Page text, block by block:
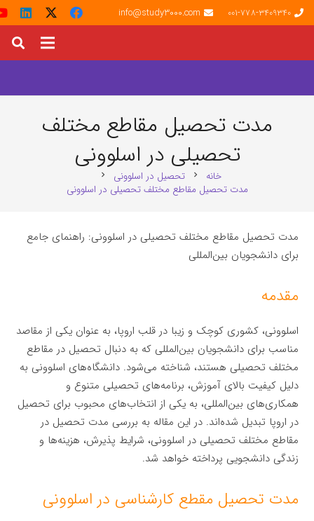
001-778-3409340
info@study3000.com
مدت تحصیل مقاطع مختلف
تحصیلی در اسلوونی
خانه chevron_right تحصیل در اسلوونی chevron_right
مدت تحصیل مقاطع مختلف تحصیلی در اسلوونی
مدت تحصیل مقاطع مختلف تحصیلی در اسلوونی: راهنمای جامع
برای دانشجویان بین‌المللی
مقدمه
اسلوونی، کشوری کوچک و زیبا در قلب اروپا، به عنوان یکی از مقاصد
مناسب برای دانشجویان بین‌المللی که به دنبال تحصیل در مقاطع
مختلف تحصیلی هستند، شناخته می‌شود. دانشگاه‌های اسلوونی به
دلیل کیفیت بالای آموزش، برنامه‌های تحصیلی متنوع و
همکاری‌های بین‌المللی، به یکی از انتخاب‌های محبوب برای تحصیل
در اروپا تبدیل شده‌اند. در این مقاله به بررسی مدت تحصیل در
مقاطع مختلف تحصیلی در اسلوونی، شرایط پذیرش، هزینه‌ها و
زندگی دانشجویی پرداخته خواهد شد.
مدت تحصیل مقطع کارشناسی در اسلوونی